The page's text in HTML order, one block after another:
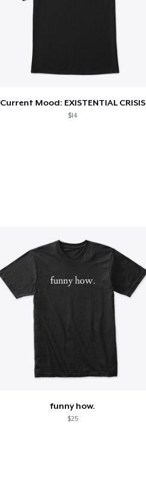
Current Mood: EXISTENTIAL CRISIS
$14
funny how.
$25